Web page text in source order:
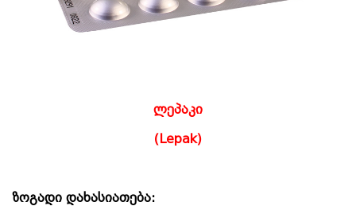
ლეპაკი
(Lepak)
ზოგადი დახასიათება: